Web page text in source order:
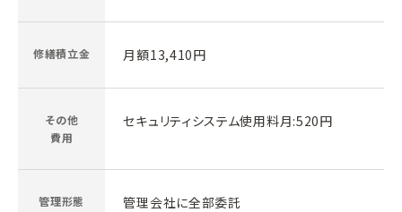
修繕積立金 月額13,410円
その他
費用
セキュリティシステム使用料月:520円
管理形態 管理会社に全部委託